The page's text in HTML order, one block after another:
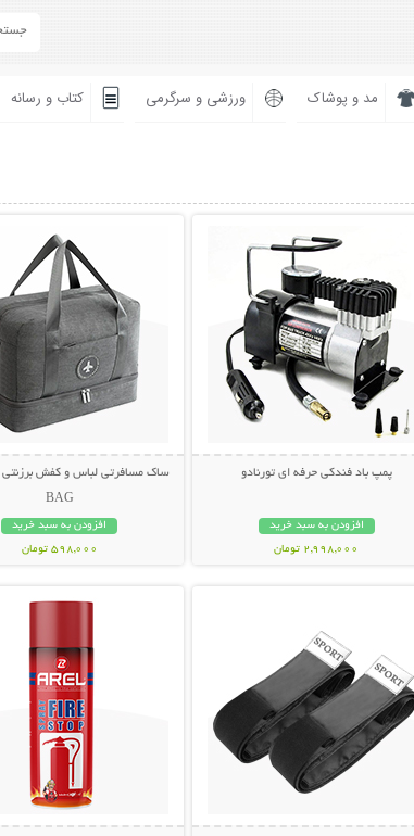
مد و پوشاک ورزشی و سرگرمی کتاب و رسانه
پمپ باد فندکی حرفه ای تورنادو
افزودن به سبد خرید
2,998,000 تومان
BAG
افزودن به سبد خرید
598,000 تومان